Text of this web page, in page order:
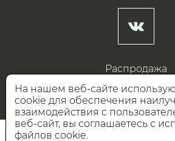
Распродажа
Готовые
Дизайнерам
НАШИ ПАРТНЁРЫ
На нашем веб-сайте
cookie для обеспечения
взаимодействия с
веб-сайт, вы соглашаетесь с
файлов cookie.